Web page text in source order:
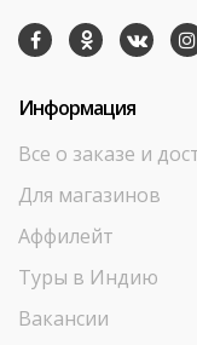
Информация
Все о заказе и
Для магазинов
Аффилейт
Туры в Индию
Вакансии